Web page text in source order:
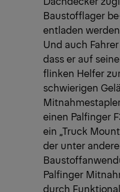
Baustofflager
entladen
Und auch
dass er auf
flinken Helfer
schwierigen
einen Palfinger
ein „Truck
der unter
Palfinger
durch